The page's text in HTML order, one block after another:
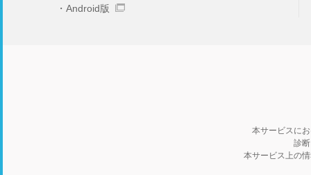
Android版
本サービスに
診
本サービス上の